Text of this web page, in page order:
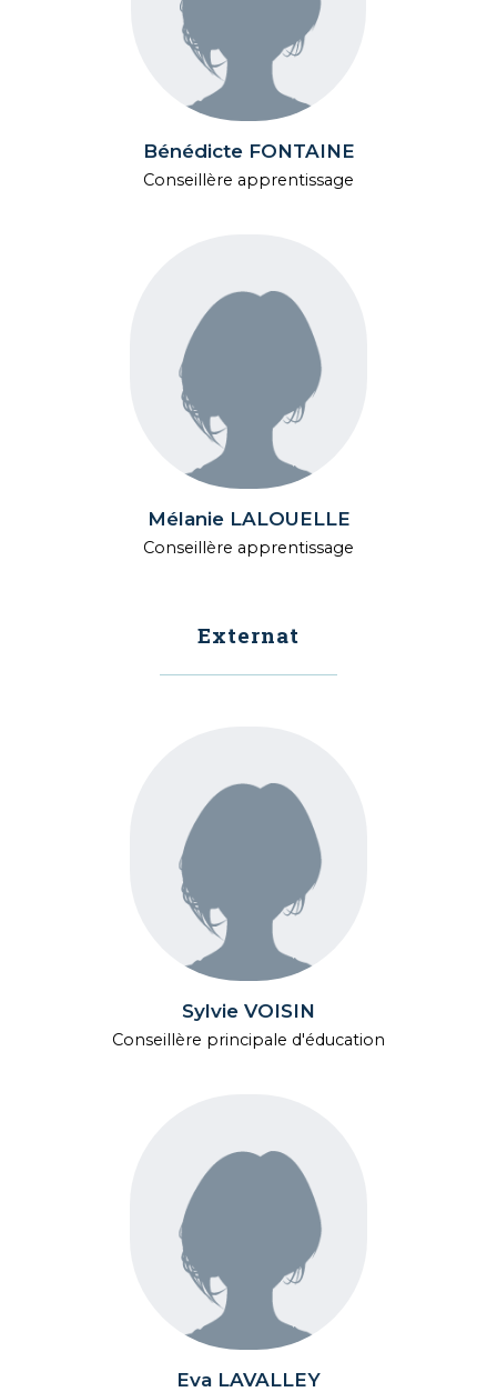
Bénédicte FONTAINE
Conseillère apprentissage
Mélanie LALOUELLE
Conseillère apprentissage
Externat
Sylvie VOISIN
Conseillère principale d'éducation
Eva LAVALLEY